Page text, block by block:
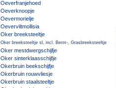
Oeverfranjehoed
Oeverknoopje
Oevermorielje
Oeverviltmollisia
Oker breeksteeltje
Oker breeksteeltje sl, incl. Berm-, Grasbreeksteeltje
Oker mestdwergschijfje
Oker sinterklaasschijfje
Okerbruin beekschijfje
Okerbruin rouwvliesje
Okerbruin staalsteeltje